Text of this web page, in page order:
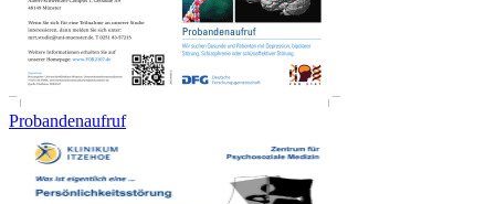
Probandenaufruf